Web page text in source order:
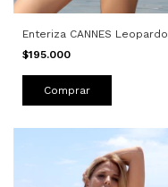
Enteriza CANNES Leopardo
$195.000
Comprar